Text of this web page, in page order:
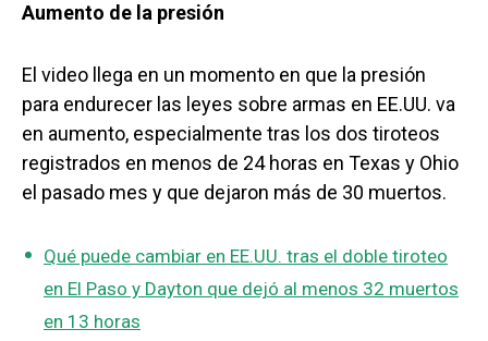
Aumento de la presión
El video llega en un momento en que la presión
para endurecer las leyes sobre armas en EE.UU. va
en aumento, especialmente tras los dos tiroteos
registrados en menos de 24 horas en Texas y Ohio
el pasado mes y que dejaron más de 30 muertos.
Qué puede cambiar en EE.UU. tras el doble tiroteo
en El Paso y Dayton que dejó al menos 32 muertos
en 13 horas